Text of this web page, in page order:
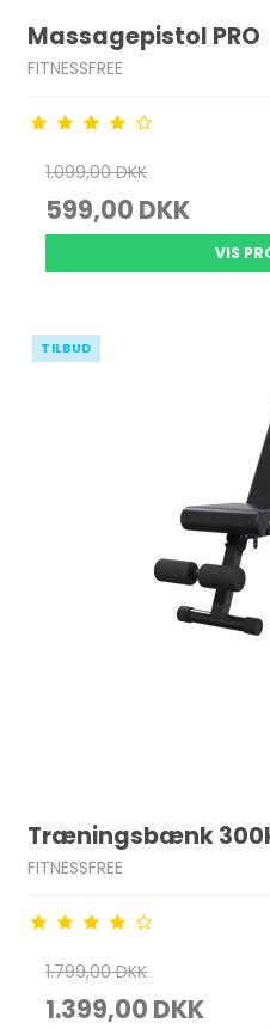
Massagepistol PRO
FITNESSFREE
1.099,00 DKK
599,00 DKK
VIS
TILBUD
Træningsbænk
FITNESSFREE
1.799,00 DKK
1.399,00 DKK